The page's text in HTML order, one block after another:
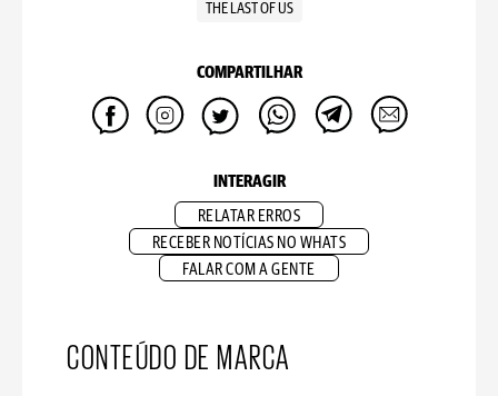
THE LAST OF US
COMPARTILHAR
INTERAGIR
RELATAR ERROS
RECEBER NOTÍCIAS NO WHATS
FALAR COM A GENTE
CONTEÚDO DE MARCA